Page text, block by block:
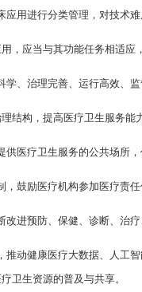
用进行分类管理，对技术
，应当与其功能任务相适
、治理完善、运行高效、
结构，提高医疗卫生服务能
医疗卫生服务的公共场所
鼓励医疗机构参加医疗责
进预防、保健、诊断、治
动健康医疗大数据、人工
卫生资源的普及与共享。